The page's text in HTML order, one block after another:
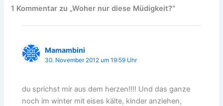
1 Kommentar zu „Woher nur diese Müdigkeit?“
Mamambini
30. November 2012 um 19:59 Uhr
du sprichst mir aus dem herzen!!!! Und das ganze
noch im winter mit eises kälte, kinder anziehen,